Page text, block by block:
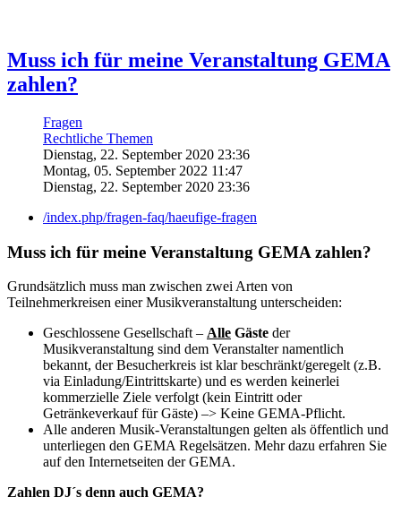
Muss ich für meine Veranstaltung GEMA
zahlen?
Fragen
Rechtliche Themen
Dienstag, 22. September 2020 23:36
Montag, 05. September 2022 11:47
Dienstag, 22. September 2020 23:36
/index.php/fragen-faq/haeufige-fragen
Muss ich für meine Veranstaltung GEMA zahlen?
Grundsätzlich muss man zwischen zwei Arten von
Teilnehmerkreisen einer Musikveranstaltung unterscheiden:
Geschlossene Gesellschaft – Alle Gäste der
Musikveranstaltung sind dem Veranstalter namentlich
bekannt, der Besucherkreis ist klar beschränkt/geregelt (z.B.
via Einladung/Eintrittskarte) und es werden keinerlei
kommerzielle Ziele verfolgt (kein Eintritt oder
Getränkeverkauf für Gäste) –> Keine GEMA-Pflicht.
Alle anderen Musik-Veranstaltungen gelten als öffentlich und
unterliegen den GEMA Regelsätzen. Mehr dazu erfahren Sie
auf den Internetseiten der GEMA.
Zahlen DJ´s denn auch GEMA?